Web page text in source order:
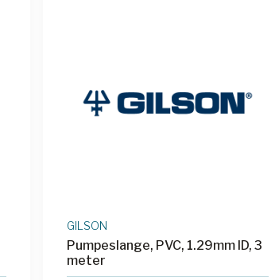
GILSON
Pumpeslange, PVC, 1.29mm ID, 3
meter